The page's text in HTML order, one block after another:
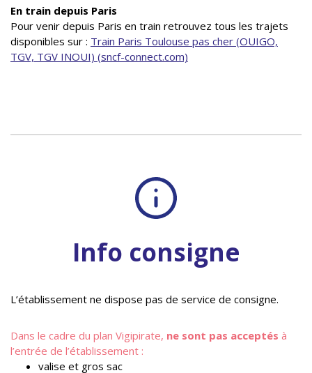
En train depuis Paris
Pour venir depuis Paris en train retrouvez tous les trajets
disponibles sur : Train Paris Toulouse pas cher (OUIGO,
TGV, TGV INOUI) (sncf-connect.com)
Info consigne
L’établissement ne dispose pas de service de consigne.
Dans le cadre du plan Vigipirate, ne sont pas acceptés à
l’entrée de l’établissement :
valise et gros sac